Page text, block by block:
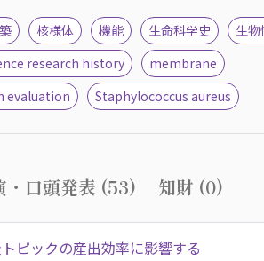
核様体 機能 生命科学史
生物
research history
membrane
evaluation Staphylococcus aureus
・口頭発表 (53) 知財 (0)
ピックの産出効率に影響する